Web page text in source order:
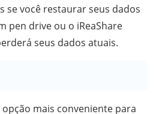
se você restaurar seus dados
pen drive ou o iReaShare
seus dados atuais.
mais conveniente para